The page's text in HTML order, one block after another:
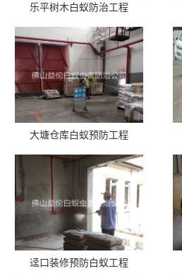
乐平树木白蚁防治工程
大塘仓库白蚁预防工程
迳口装修预防白蚁工程